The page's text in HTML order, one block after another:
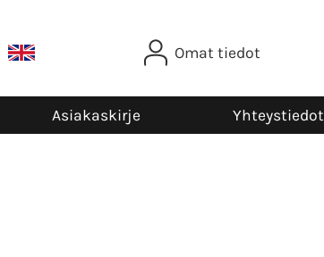
Omat tiedot
Asiakaskirje Yhteystiedot